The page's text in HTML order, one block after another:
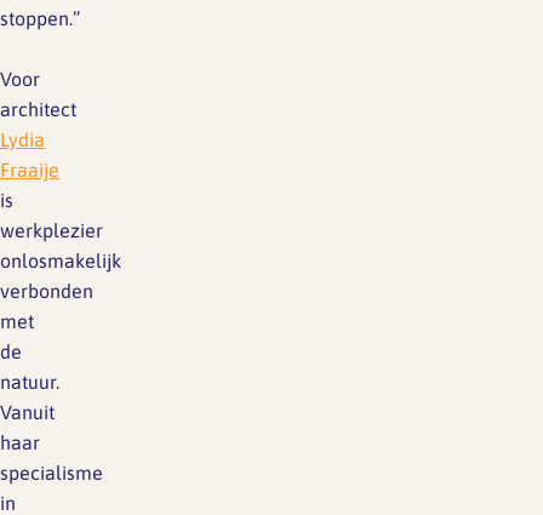
stoppen.”
Voor
architect
Lydia
Fraaije
is
werkplezier
onlosmakelijk
verbonden
met
de
natuur.
Vanuit
haar
specialisme
in